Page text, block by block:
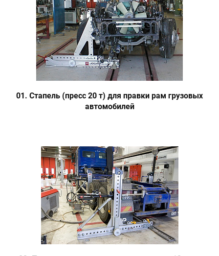
01. Стапель (пресс 20 т) для правки рам грузовых
автомобилей